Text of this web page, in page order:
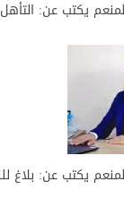
يكتب عن: التأهل
يكتب عن: بلاغ